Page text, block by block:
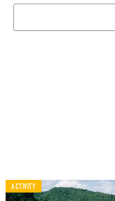
ら吊り下げて利用する
さらに、フレーム部分
を採用しており
ACTIVITY